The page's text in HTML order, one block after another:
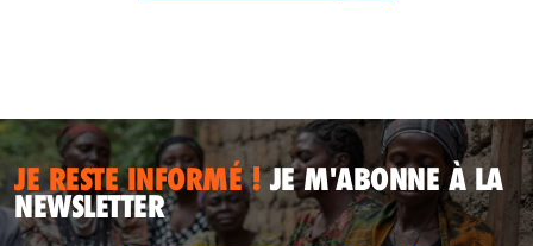
JE RESTE INFORMÉ !JE M'ABONNE À LA
NEWSLETTER